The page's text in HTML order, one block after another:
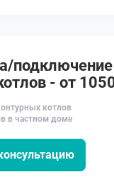
подключение
- от
котлов
в частном доме